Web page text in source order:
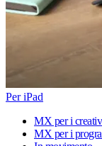
Per iPad
MX per i
MX per i